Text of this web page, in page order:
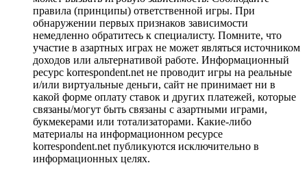
правила (принципы) ответственной игры. При
обнаружении первых признаков зависимости
немедленно обратитесь к специалисту. Помните, что
участие в азартных играх не может являться источником
доходов или альтернативой работе. Информационный
ресурс korrespondent.net не проводит игры на реальные
и/или виртуальные деньги, сайт не принимает ни в
какой форме оплату ставок и других платежей, которые
связаны/могут быть связаны с азартными играми,
букмекерами или тотализаторами. Какие-либо
материалы на информационном ресурсе
korrespondent.net публикуются исключительно в
информационных целях.